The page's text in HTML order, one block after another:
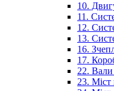
10.
11.
12.
13.
16.
17.
22. Вали
23. Міст